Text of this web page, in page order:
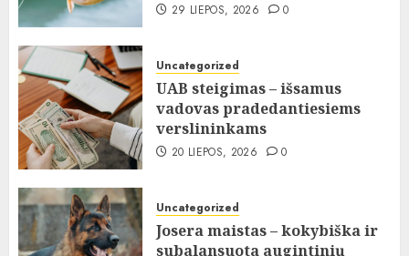
29 LIEPOS, 2026 0
Uncategorized
UAB steigimas – išsamus
vadovas pradedantiesiems
verslininkams
20 LIEPOS, 2026 0
Uncategorized
Josera maistas – kokybiška ir
subalansuota augintinių